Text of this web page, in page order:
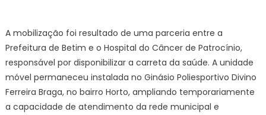
A mobilização foi resultado de uma parceria entre a
Prefeitura de Betim e o Hospital do Câncer de Patrocínio,
responsável por disponibilizar a carreta da saúde. A unidade
móvel permaneceu instalada no Ginásio Poliesportivo Divino
Ferreira Braga, no bairro Horto, ampliando temporariamente
a capacidade de atendimento da rede municipal e